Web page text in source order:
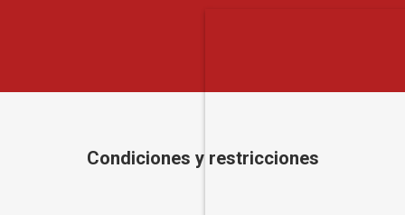
Condiciones y restricciones